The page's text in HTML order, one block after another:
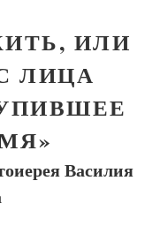
ИЛИ
ЛИЦА
Василия